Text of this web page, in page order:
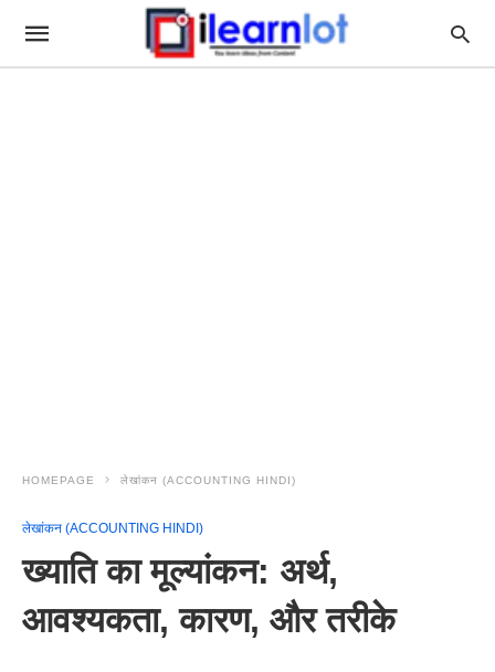
HOMEPAGE लेखांकन (ACCOUNTING HINDI)
लेखांकन (ACCOUNTING HINDI)
ख्याति का मूल्यांकन: अर्थ,
आवश्यकता, कारण, और तरीके